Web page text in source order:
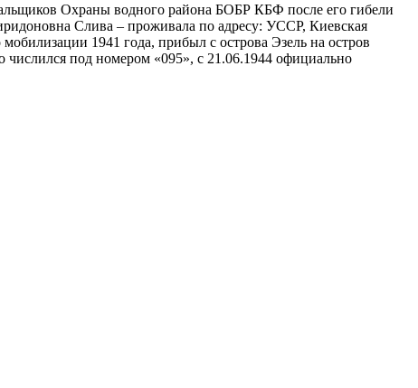
Охраны водного района БОБР КБФ после его гибели
Слива – проживала по адресу: УССР, Киевская
1941 года, прибыл с острова Эзель на остров
под номером «095», с 21.06.1944 официально